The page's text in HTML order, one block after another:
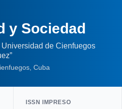
y Sociedad
de Cienfuegos
Cuba
ISSN IMPRESO